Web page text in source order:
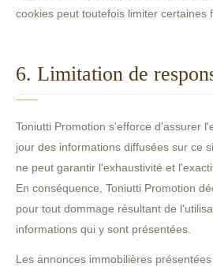
cookies peut toutefois limiter certaines
6. Limitation de
Toniutti Promotion s'efforce d'assurer
jour des informations diffusées sur ce
ne peut garantir l'exhaustivité et
En conséquence, Toniutti Promotion
pour tout dommage résultant de
informations qui y sont présentées.
Les annonces immobilières